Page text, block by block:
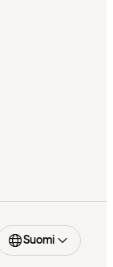
Suomi